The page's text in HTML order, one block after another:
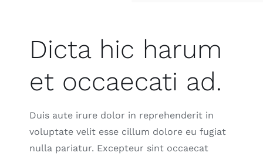
Dicta hic harum
et occaecati ad.
Duis aute irure dolor in reprehenderit in
voluptate velit esse cillum dolore eu fugiat
nulla pariatur. Excepteur sint occaecat